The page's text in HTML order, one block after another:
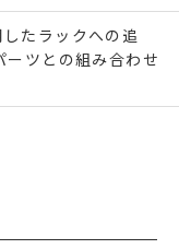
たラックへの追
ツとの組み合わせ